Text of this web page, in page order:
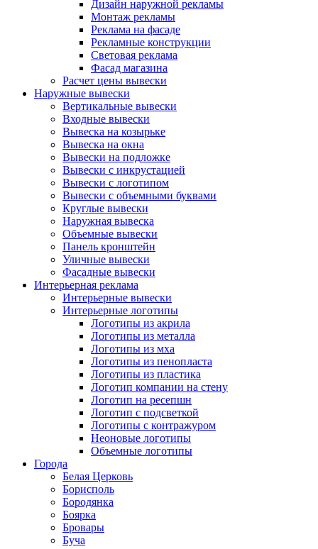
Дизайн наружной рекламы
Монтаж рекламы
Реклама на фасаде
Рекламные конструкции
Световая реклама
Фасад магазина
Расчет цены вывески
Наружные вывески
Вертикальные вывески
Входные вывески
Вывеска на козырьке
Вывеска на окна
Вывески на подложке
Вывески с инкрустацией
Вывески с логотипом
Вывески с объемными буквами
Круглые вывески
Наружная вывеска
Объемные вывески
Панель кронштейн
Уличные вывески
Фасадные вывески
Интерьерная реклама
Интерьерные вывески
Интерьерные логотипы
Логотипы из акрила
Логотипы из металла
Логотипы из мха
Логотипы из пенопласта
Логотипы из пластика
Логотип компании на стену
Логотип на ресепшн
Логотип с подсветкой
Логотипы с контражуром
Неоновые логотипы
Объемные логотипы
Города
Белая Церковь
Борисполь
Бородянка
Боярка
Бровары
Буча